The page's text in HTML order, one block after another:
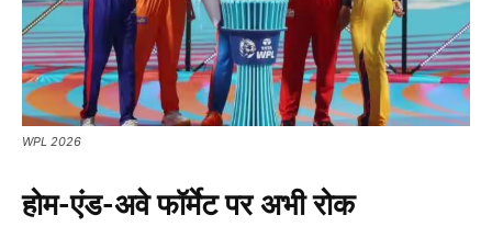
WPL 2026
होम-एंड-अवे फॉर्मेट पर अभी रोक